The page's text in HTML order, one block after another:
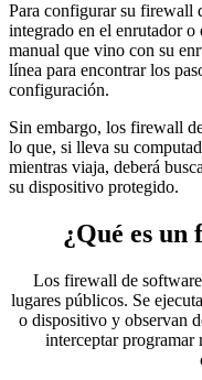
Para configurar su firewall
integrado en el enrutador o
manual que vino con su
línea para encontrar los
configuración.
Sin embargo, los firewall
lo que, si lleva su
mientras viaja, deberá
su dispositivo protegido.
¿Qué es
Los firewall de
lugares públicos. Se
o dispositivo y observan
interceptar programar